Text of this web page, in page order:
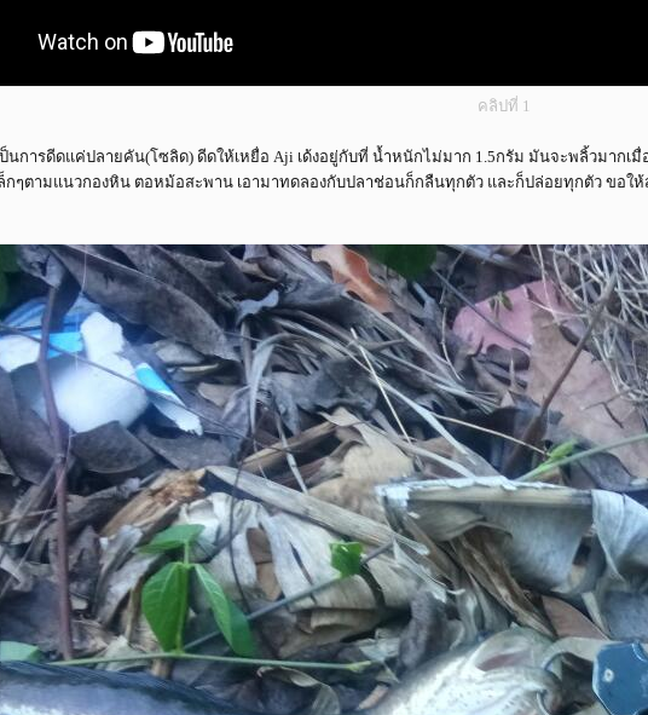
คลิปที่ 1
ป็นการดีดแค่ปลายคัน(โซลิด) ดีดให้เหยื่อ Aji เด้งอยู่กับที่ น้ำหนักไม่มาก 1.5กรัม มันจะพลิ้วมากเมื่
ล็กๆตามแนวกองหิน ตอหม้อสะพาน เอามาทดลองกับปลาช่อนก็กลืนทุกตัว และก็ปล่อยทุกตัว ขอใ